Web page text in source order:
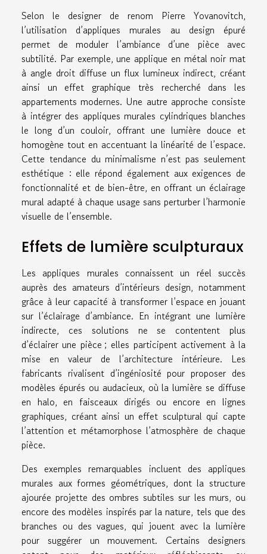
Selon le designer de renom Pierre Yovanovitch,
l’utilisation d’appliques murales au design épuré
permet de moduler l’ambiance d’une pièce avec
subtilité. Par exemple, une applique en métal noir mat
à angle droit diffuse un flux lumineux indirect, créant
ainsi un effet graphique très recherché dans les
appartements modernes. Une autre approche consiste
à intégrer des appliques murales cylindriques blanches
le long d’un couloir, offrant une lumière douce et
homogène tout en accentuant la linéarité de l’espace.
Cette tendance du minimalisme n’est pas seulement
esthétique : elle répond également aux exigences de
fonctionnalité et de bien-être, en offrant un éclairage
mural adapté à chaque usage sans perturber l’harmonie
visuelle de l’ensemble.
Effets de lumière sculpturaux
Les appliques murales connaissent un réel succès
auprès des amateurs d’intérieurs design, notamment
grâce à leur capacité à transformer l’espace en jouant
sur l’éclairage d’ambiance. En intégrant une lumière
indirecte, ces solutions ne se contentent plus
d’éclairer une pièce ; elles participent activement à la
mise en valeur de l’architecture intérieure. Les
fabricants rivalisent d’ingéniosité pour proposer des
modèles épurés ou audacieux, où la lumière se diffuse
en halo, en faisceaux dirigés ou encore en lignes
graphiques, créant ainsi un effet sculptural qui capte
l’attention et métamorphose l’atmosphère de chaque
pièce.
Des exemples remarquables incluent des appliques
murales aux formes géométriques, dont la structure
ajourée projette des ombres subtiles sur les murs, ou
encore des modèles inspirés par la nature, tels que des
branches ou des vagues, qui jouent avec la lumière
pour suggérer un mouvement. Certains designers